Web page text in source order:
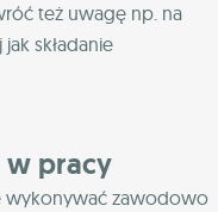
też uwagę np. na
jak składanie
w pracy
wykonywać zawodowo